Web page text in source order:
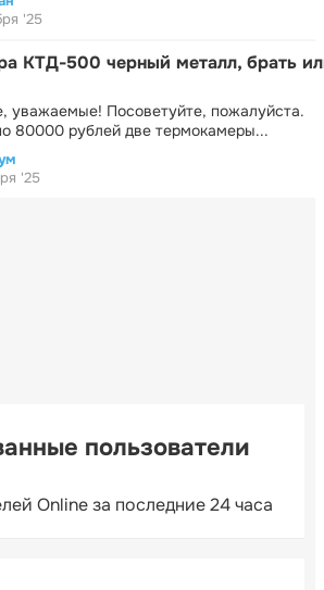
'25
КТД-500 черный металл, брать
уважаемые! Посоветуйте, пожалуйста.
80000 рублей две термокамеры...
'25
пользователи
Online за последние 24 часа